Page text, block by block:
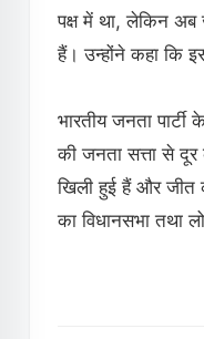
पक्ष में था, लेकिन अब
हैं। उन्होंने कहा कि
भारतीय जनता
की जनता सत्ता से
खिली हुई हैं और जीत
का विधानसभा तथा